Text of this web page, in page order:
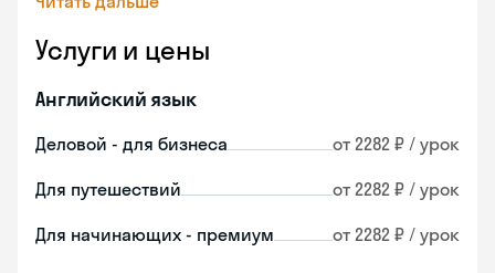
Услуги и цены
Английский язык
Деловой - для бизнеса от 2282 ₽ / урок
Для путешествий от 2282 ₽ / урок
Для начинающих - премиум от 2282 ₽ / урок